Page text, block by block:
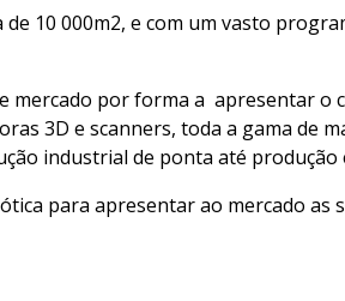
10 000m2, e com um vasto
mercado por forma a apresentar
3D e scanners, toda a gama de
industrial de ponta até produção
para apresentar ao mercado as